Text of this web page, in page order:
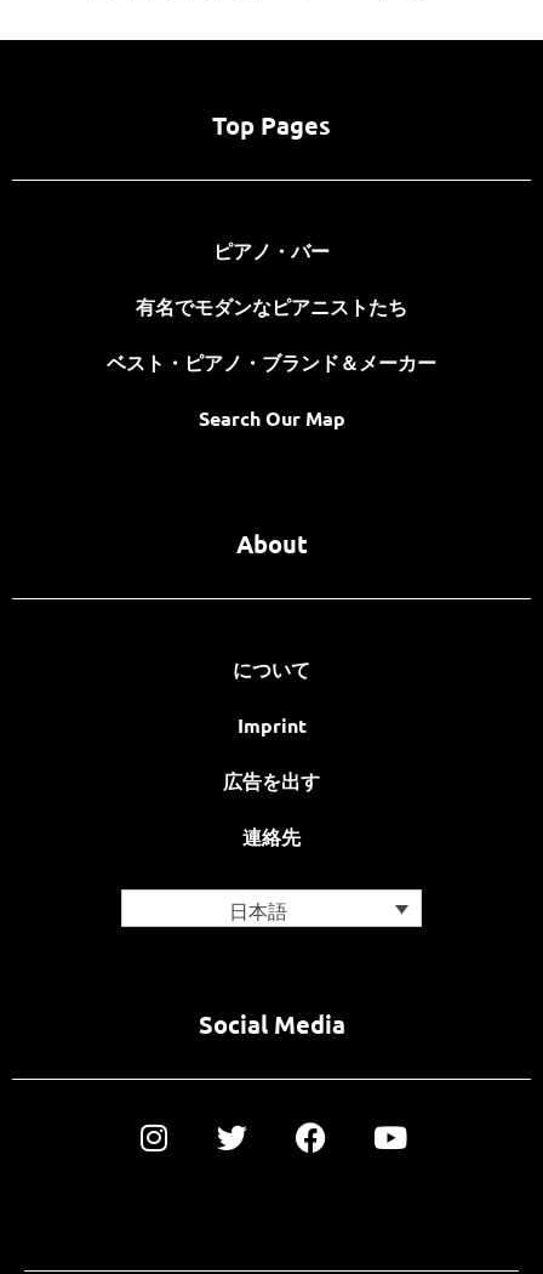
Top Pages
ピアノ・バー
有名でモダンなピアニストたち
ベスト・ピアノ・ブランド＆メーカー
Search Our Map
About
について
Imprint
広告を出す
連絡先
日本語
Social Media